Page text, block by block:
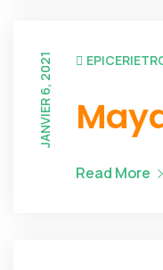
JANVIER 6, 2021
Read More